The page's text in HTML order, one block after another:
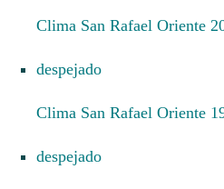
Clima San Rafael Oriente 20 enero 2026 cielo
despejado
Clima San Rafael Oriente 19 enero 2026 cielo
despejado